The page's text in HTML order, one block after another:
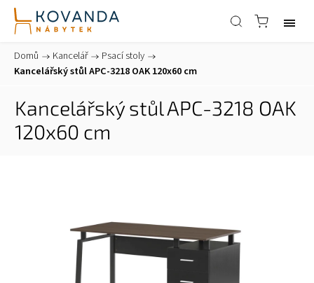
Domů / Kancelář / Psací stoly /
Kancelářský stůl APC-3218 OAK 120x60 cm
Kancelářský stůl APC-3218 OAK
120x60 cm